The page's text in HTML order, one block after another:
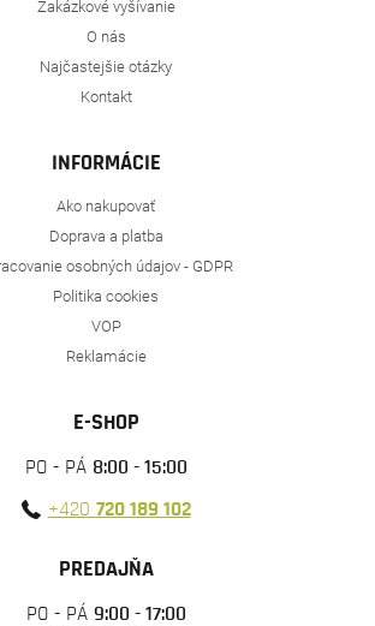
Zakázkové vyšívanie
O nás
Najčastejšie otázky
Kontakt
INFORMÁCIE
Ako nakupovať
Doprava a platba
osobných údajov - GDPR
Politika cookies
VOP
Reklamácie
E-SHOP
PO - PÁ 8:00 - 15:00
+420 720 189 102
PREDAJŇA
PO - PÁ 9:00 - 17:00